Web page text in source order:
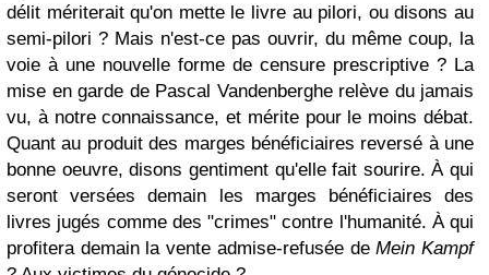
délit mériterait qu'on mette le livre au pilori, ou disons au
semi-pilori ? Mais n'est-ce pas ouvrir, du même coup, la
voie à une nouvelle forme de censure prescriptive ? La
mise en garde de Pascal Vandenberghe relève du jamais
vu, à notre connaissance, et mérite pour le moins débat.
Quant au produit des marges bénéficiaires reversé à une
bonne oeuvre, disons gentiment qu'elle fait sourire. À qui
seront versées demain les marges bénéficiaires des
livres jugés comme des "crimes" contre l'humanité. À qui
profitera demain la vente admise-refusée deMein Kampf